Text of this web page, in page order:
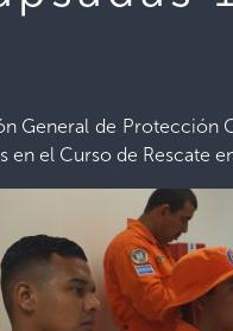
General de Protección
en el Curso de Rescate